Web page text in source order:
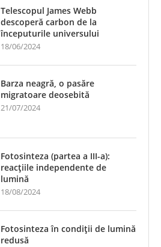
Telescopul James Webb
descoperă carbon de la
începuturile universului
18/06/2024
Barza neagră, o pasăre
migratoare deosebită
21/07/2024
Fotosinteza (partea a III-a):
reacțiile independente de
lumină
18/08/2024
Fotosinteza în condiții de lumină
redusă